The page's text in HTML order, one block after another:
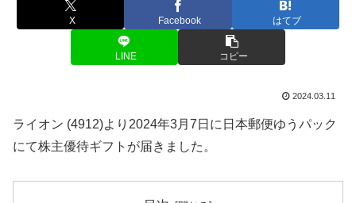
X Facebook はてブ
LINE コピー
2024.03.11
ライオン (4912)より2024年3月7日に日本郵便ゆうパック
にて株主優待ギフトが届きました。